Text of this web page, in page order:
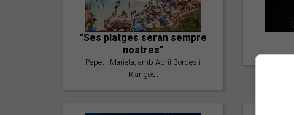
"Ses platges seran sempre
nostres"
Pepet i Marieta, amb Abril Bordes i
Riangost